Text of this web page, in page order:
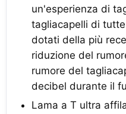
un'esperienza di
tagliacapelli di
dotati della più
riduzione del
rumore del
decibel durante il
Lama a T ultra